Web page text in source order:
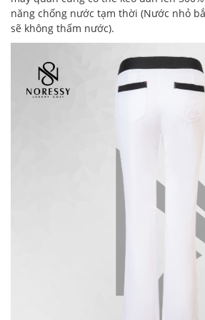
năng chống nước tạm thời (Nước nhỏ
sẽ không thấm nước).